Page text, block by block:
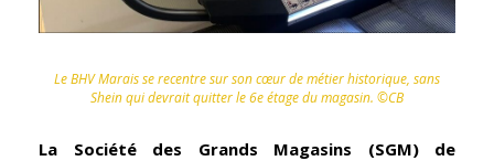
Le BHV Marais se recentre sur son cœur de métier historique, sans
Shein qui devrait quitter le 6e étage du magasin. ©CB
La Société des Grands Magasins (SGM) de